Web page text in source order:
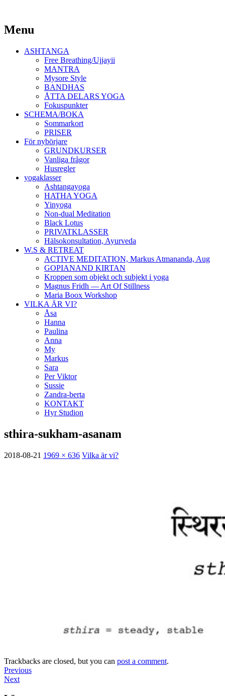
Ashtanga Yoga Shala Malmö
Yoga Malmö
Menu
Skip
ASHTANGA
Free Breathing/Ujjayii
MANTRA
Mysore Style
BANDHAS
ÅTTA DELARS YOGA
Fokuspunkter
SCHEMA/BOKA
Sommarkort
PRISER
För nybörjare
GRUNDKURSER
Vanliga frågor
Husregler
yogaklasser
Ashtangayoga
HATHA YOGA
Yinyoga
Non-dual Meditation
Black Lotus
PRIVATKLASSER
Hälsokonsultation, Ayurveda
W.S & RETREAT
ACTIVE MEDITATION, Markus Atmananda, Aug
GOPIANAND KIRTAN
Kroppen som objekt och subjekt i yoga
Magnus Fridh — Art Of Stillness
Maria Boox Workshop
VILKA ÄR VI?
Åsa
Hanna
Paulina
Anna
My
Markus
Sara
Per Viktor
Sussie
Zandra-berta
KONTAKT
Hyr Studion
sthira-sukham-asanam
2018-08-21 1969 × 636 Vilka är vi?
Trackbacks are closed, but you can post a comment.
Previous
Next